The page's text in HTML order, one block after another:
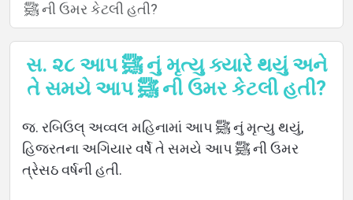
ઘર
વિશે
ભાષાઓ
ﷺ ની ઉમર કેટલી હતી?
સ. ૨૮ આપ ﷺ નું મૃત્યુ ક્યારે થયું અને
તે સમયે આપ ﷺ ની ઉમર કેટલી હતી?
જ. રબિઉલ્ અવ્વલ મહિનામાં આપ ﷺ નું મૃત્યુ થયું,
હિજરતના અગિયાર વર્ષે તે સમયે આપ ﷺ ની ઉમર
ત્રેસઠ વર્ષની હતી.